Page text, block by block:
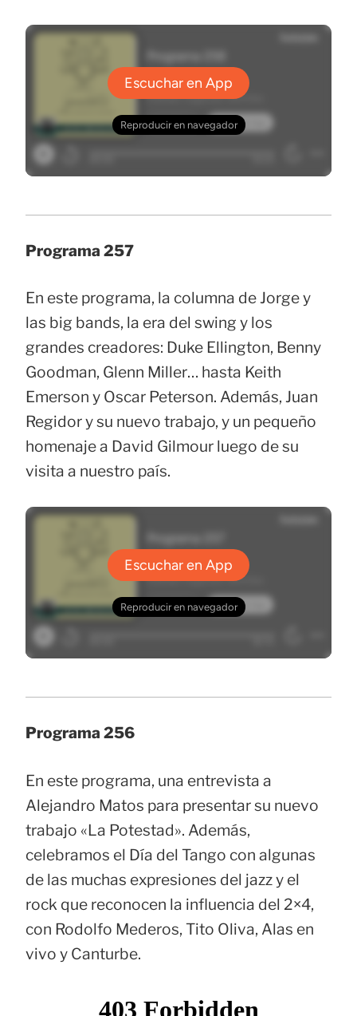
Programa 257
En este programa, la columna de Jorge y
las big bands, la era del swing y los
grandes creadores: Duke Ellington, Benny
Goodman, Glenn Miller… hasta Keith
Emerson y Oscar Peterson. Además, Juan
Regidor y su nuevo trabajo, y un pequeño
homenaje a David Gilmour luego de su
visita a nuestro país.
Programa 256
En este programa, una entrevista a
Alejandro Matos para presentar su nuevo
trabajo «La Potestad». Además,
celebramos el Día del Tango con algunas
de las muchas expresiones del jazz y el
rock que reconocen la influencia del 2×4,
con Rodolfo Mederos, Tito Oliva, Alas en
vivo y Canturbe.